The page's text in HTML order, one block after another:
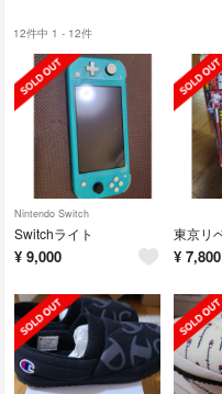
12件中 1 - 12件
Nintendo Switch
Switchライト
¥ 9,000 ¥ 7,800